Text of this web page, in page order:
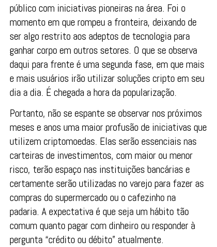
público com iniciativas pioneiras na área. Foi o
momento em que rompeu a fronteira, deixando de
ser algo restrito aos adeptos de tecnologia para
ganhar corpo em outros setores. O que se observa
daqui para frente é uma segunda fase, em que mais
e mais usuários irão utilizar soluções cripto em seu
dia a dia. É chegada a hora da popularização.
Portanto, não se espante se observar nos próximos
meses e anos uma maior profusão de iniciativas que
utilizem criptomoedas. Elas serão essenciais nas
carteiras de investimentos, com maior ou menor
risco, terão espaço nas instituições bancárias e
certamente serão utilizadas no varejo para fazer as
compras do supermercado ou o cafezinho na
padaria. A expectativa é que seja um hábito tão
comum quanto pagar com dinheiro ou responder à
pergunta “crédito ou débito” atualmente.